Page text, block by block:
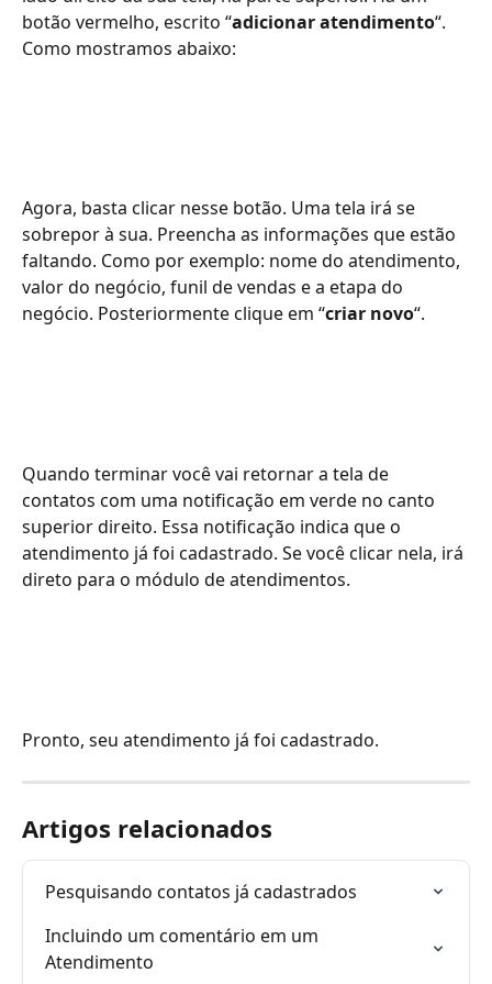
botão vermelho, escrito “adicionar atendimento“.
Como mostramos abaixo:
Agora, basta clicar nesse botão. Uma tela irá se
sobrepor à sua. Preencha as informações que estão
faltando. Como por exemplo: nome do atendimento,
valor do negócio, funil de vendas e a etapa do
negócio. Posteriormente clique em “criar novo“.
Quando terminar você vai retornar a tela de
contatos com uma notificação em verde no canto
superior direito. Essa notificação indica que o
atendimento já foi cadastrado. Se você clicar nela, irá
direto para o módulo de atendimentos.
Pronto, seu atendimento já foi cadastrado.
Artigos relacionados
Pesquisando contatos já cadastrados
Incluindo um comentário em um
Atendimento